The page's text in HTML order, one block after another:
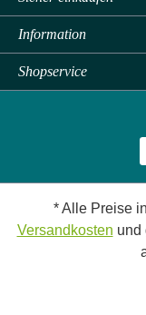
Information
Shopservice
* Alle Preise
Versandkosten und